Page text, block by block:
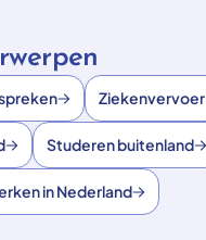
Ziekenvervoer
Studeren buitenland
in Nederland